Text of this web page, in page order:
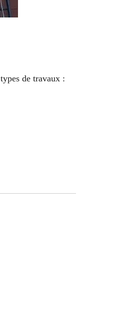
de travaux :